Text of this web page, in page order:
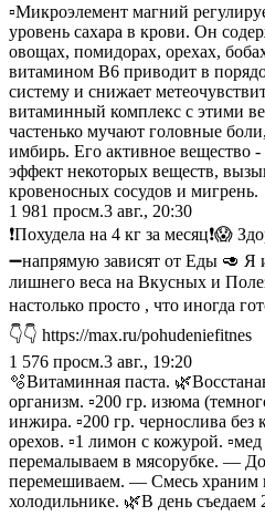
▫️Микроэлемент магний
уровень сахара в крови. Он
овощах, помидорах, орехах,
витамином В6 приводит в
систему и снижает
витаминный комплекс с этими
частенько мучают головные
имбирь. Его активное вещество
эффект некоторых веществ,
кровеносных сосудов и мигрень.
1 981 просм.3 авг., 20:30
❗️Похудела на 4 кг за месяц❗️😱
➖напрямую зависят от Еды 🥑 Я
лишнего веса на Вкусных и
настолько просто , что иногда
👇👇 https://max.ru/pohudeniefitnes
1 576 просм.3 авг., 19:20
🫧Витаминная паста.
организм. ▫️200 гр. изюма
инжира. ▫️200 гр. чернослива без
орехов. ▫️1 лимон с кожурой.
перемалываем в мясорубке. —
перемешиваем. — Смесь храним
холодильнике. 🌿В день съедаем